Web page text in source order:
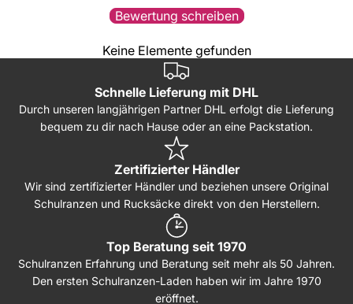
Bewertung schreiben
Keine Elemente gefunden
Schnelle Lieferung mit DHL
Durch unseren langjährigen Partner DHL erfolgt die Lieferung
bequem zu dir nach Hause oder an eine Packstation.
Zertifizierter Händler
Wir sind zertifizierter Händler und beziehen unsere Original
Schulranzen und Rucksäcke direkt von den Herstellern.
Top Beratung seit 1970
Schulranzen Erfahrung und Beratung seit mehr als 50 Jahren.
Den ersten Schulranzen-Laden haben wir im Jahre 1970
eröffnet.